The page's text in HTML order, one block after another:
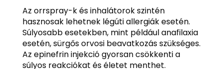
Az orrspray-k és inhalátorok szintén
hasznosak lehetnek légúti allergiák esetén.
Súlyosabb esetekben, mint például anafilaxia
esetén, sürgős orvosi beavatkozás szükséges.
Az epinefrin injekció gyorsan csökkenti a
súlyos reakciókat és életet menthet.